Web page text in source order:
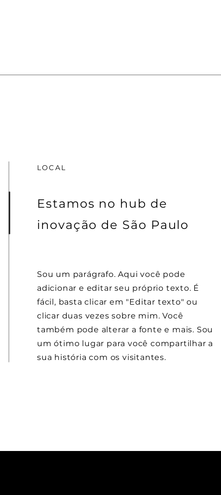
LOCAL
Estamos no hub de
inovação de São Paulo
Sou um parágrafo. Aqui você pode
adicionar e editar seu próprio texto. É
fácil, basta clicar em "Editar texto" ou
clicar duas vezes sobre mim. Você
também pode alterar a fonte e mais. Sou
um ótimo lugar para você compartilhar a
sua história com os visitantes.